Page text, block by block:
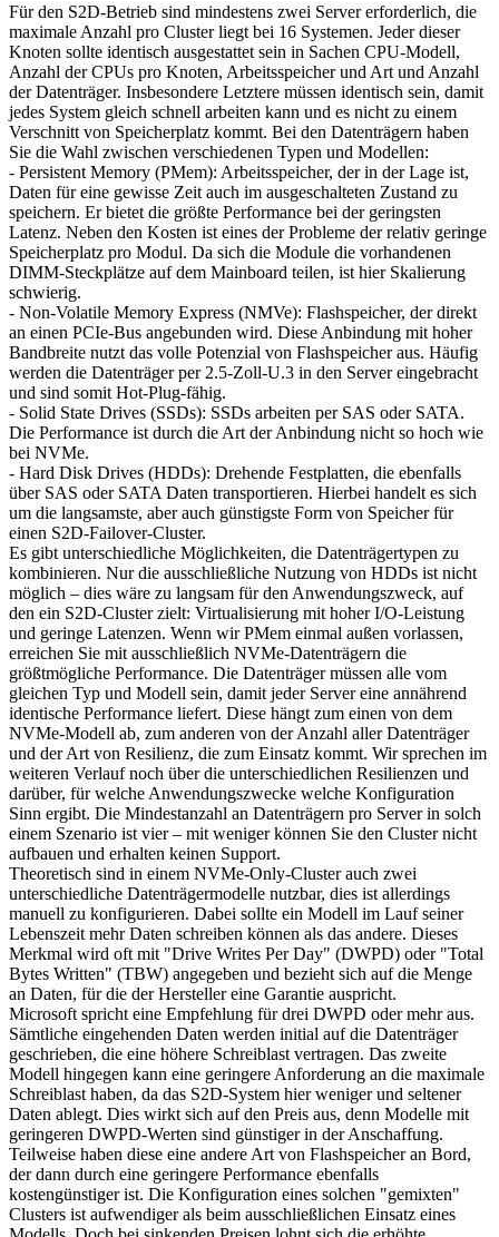
Für den S2D-Betrieb sind mindestens zwei Server erforderlich, die
maximale Anzahl pro Cluster liegt bei 16 Systemen. Jeder dieser
Knoten sollte identisch ausgestattet sein in Sachen CPU-Modell,
Anzahl der CPUs pro Knoten, Arbeitsspeicher und Art und Anzahl
der Datenträger. Insbesondere Letztere müssen identisch sein, damit
jedes System gleich schnell arbeiten kann und es nicht zu einem
Verschnitt von Speicherplatz kommt. Bei den Datenträgern haben
Sie die Wahl zwischen verschiedenen Typen und Modellen:
- Persistent Memory (PMem): Arbeitsspeicher, der in der Lage ist,
Daten für eine gewisse Zeit auch im ausgeschalteten Zustand zu
speichern. Er bietet die größte Performance bei der geringsten
Latenz. Neben den Kosten ist eines der Probleme der relativ geringe
Speicherplatz pro Modul. Da sich die Module die vorhandenen
DIMM-Steckplätze auf dem Mainboard teilen, ist hier Skalierung
schwierig.
- Non-Volatile Memory Express (NMVe): Flashspeicher, der direkt
an einen PCIe-Bus angebunden wird. Diese Anbindung mit hoher
Bandbreite nutzt das volle Potenzial von Flashspeicher aus. Häufig
werden die Datenträger per 2.5-Zoll-U.3 in den Server eingebracht
und sind somit Hot-Plug-fähig.
- Solid State Drives (SSDs): SSDs arbeiten per SAS oder SATA.
Die Performance ist durch die Art der Anbindung nicht so hoch wie
bei NVMe.
- Hard Disk Drives (HDDs): Drehende Festplatten, die ebenfalls
über SAS oder SATA Daten transportieren. Hierbei handelt es sich
um die langsamste, aber auch günstigste Form von Speicher für
einen S2D-Failover-Cluster.
Es gibt unterschiedliche Möglichkeiten, die Datenträgertypen zu
kombinieren. Nur die ausschließliche Nutzung von HDDs ist nicht
möglich – dies wäre zu langsam für den Anwendungszweck, auf
den ein S2D-Cluster zielt: Virtualisierung mit hoher I/O-Leistung
und geringe Latenzen. Wenn wir PMem einmal außen vorlassen,
erreichen Sie mit ausschließlich NVMe-Datenträgern die
größtmögliche Performance. Die Datenträger müssen alle vom
gleichen Typ und Modell sein, damit jeder Server eine annährend
identische Performance liefert. Diese hängt zum einen von dem
NVMe-Modell ab, zum anderen von der Anzahl aller Datenträger
und der Art von Resilienz, die zum Einsatz kommt. Wir sprechen im
weiteren Verlauf noch über die unterschiedlichen Resilienzen und
darüber, für welche Anwendungszwecke welche Konfiguration
Sinn ergibt. Die Mindestanzahl an Datenträgern pro Server in solch
einem Szenario ist vier – mit weniger können Sie den Cluster nicht
aufbauen und erhalten keinen Support.
Theoretisch sind in einem NVMe-Only-Cluster auch zwei
unterschiedliche Datenträgermodelle nutzbar, dies ist allerdings
manuell zu konfigurieren. Dabei sollte ein Modell im Lauf seiner
Lebenszeit mehr Daten schreiben können als das andere. Dieses
Merkmal wird oft mit "Drive Writes Per Day" (DWPD) oder "Total
Bytes Written" (TBW) angegeben und bezieht sich auf die Menge
an Daten, für die der Hersteller eine Garantie auspricht.
Microsoft spricht eine Empfehlung für drei DWPD oder mehr aus.
Sämtliche eingehenden Daten werden initial auf die Datenträger
geschrieben, die eine höhere Schreiblast vertragen. Das zweite
Modell hingegen kann eine geringere Anforderung an die maximale
Schreiblast haben, da das S2D-System hier weniger und seltener
Daten ablegt. Dies wirkt sich auf den Preis aus, denn Modelle mit
geringeren DWPD-Werten sind günstiger in der Anschaffung.
Teilweise haben diese eine andere Art von Flashspeicher an Bord,
der dann durch eine geringere Performance ebenfalls
kostengünstiger ist. Die Konfiguration eines solchen "gemixten"
Clusters ist aufwendiger als beim ausschließlichen Einsatz eines